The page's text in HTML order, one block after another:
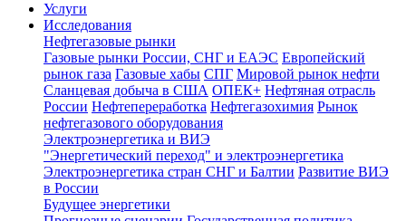
Услуги
Исследования
Нефтегазовые рынки
Газовые рынки России, СНГ и ЕАЭС Европейский
рынок газа Газовые хабы СПГ Мировой рынок нефти
Сланцевая добыча в США ОПЕК+ Нефтяная отрасль
России Нефтепереработка Нефтегазохимия Рынок
нефтегазового оборудования
Электроэнергетика и ВИЭ
"Энергетический переход" и электроэнергетика
Электроэнергетика стран СНГ и Балтии Развитие ВИЭ
в России
Будущее энергетики